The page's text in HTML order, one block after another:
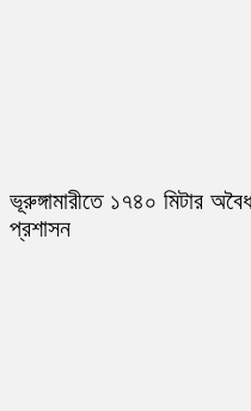
ভূরুঙ্গামারীতে ১৭৪০ মিটার
প্রশাসন